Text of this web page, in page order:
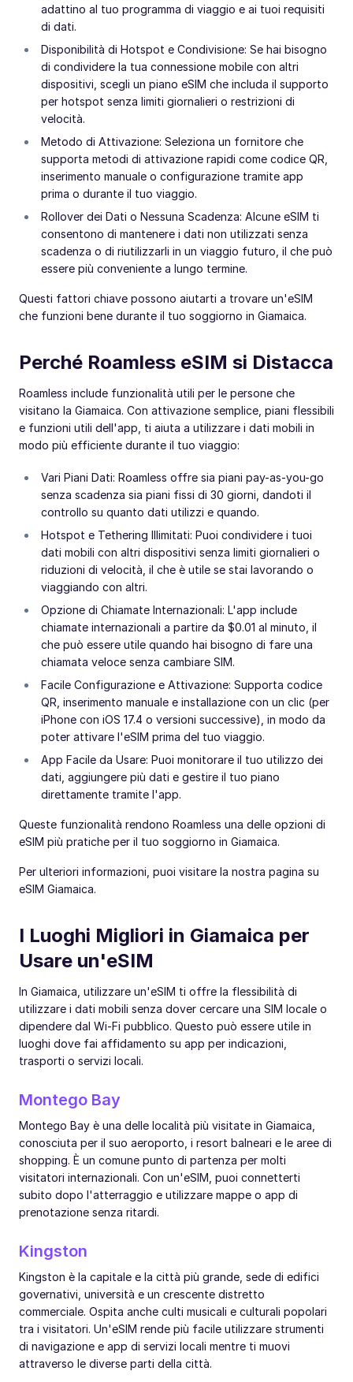
adattino al tuo programma di viaggio e ai tuoi requisiti
di dati.
Disponibilità di Hotspot e Condivisione: Se hai bisogno
di condividere la tua connessione mobile con altri
dispositivi, scegli un piano eSIM che includa il supporto
per hotspot senza limiti giornalieri o restrizioni di
velocità.
Metodo di Attivazione: Seleziona un fornitore che
supporta metodi di attivazione rapidi come codice QR,
inserimento manuale o configurazione tramite app
prima o durante il tuo viaggio.
Rollover dei Dati o Nessuna Scadenza: Alcune eSIM ti
consentono di mantenere i dati non utilizzati senza
scadenza o di riutilizzarli in un viaggio futuro, il che può
essere più conveniente a lungo termine.
Questi fattori chiave possono aiutarti a trovare un'eSIM
che funzioni bene durante il tuo soggiorno in Giamaica.
Perché Roamless eSIM si Distacca
Roamless include funzionalità utili per le persone che
visitano la Giamaica. Con attivazione semplice, piani flessibili
e funzioni utili dell'app, ti aiuta a utilizzare i dati mobili in
modo più efficiente durante il tuo viaggio:
Vari Piani Dati: Roamless offre sia piani pay-as-you-go
senza scadenza sia piani fissi di 30 giorni, dandoti il
controllo su quanto dati utilizzi e quando.
Hotspot e Tethering Illimitati: Puoi condividere i tuoi
dati mobili con altri dispositivi senza limiti giornalieri o
riduzioni di velocità, il che è utile se stai lavorando o
viaggiando con altri.
Opzione di Chiamate Internazionali: L'app include
chiamate internazionali a partire da $0.01 al minuto, il
che può essere utile quando hai bisogno di fare una
chiamata veloce senza cambiare SIM.
Facile Configurazione e Attivazione: Supporta codice
QR, inserimento manuale e installazione con un clic (per
iPhone con iOS 17.4 o versioni successive), in modo da
poter attivare l'eSIM prima del tuo viaggio.
App Facile da Usare: Puoi monitorare il tuo utilizzo dei
dati, aggiungere più dati e gestire il tuo piano
direttamente tramite l'app.
Queste funzionalità rendono Roamless una delle opzioni di
eSIM più pratiche per il tuo soggiorno in Giamaica.
Per ulteriori informazioni, puoi visitare la nostra pagina su
eSIM Giamaica.
I Luoghi Migliori in Giamaica per
Usare un'eSIM
In Giamaica, utilizzare un'eSIM ti offre la flessibilità di
utilizzare i dati mobili senza dover cercare una SIM locale o
dipendere dal Wi-Fi pubblico. Questo può essere utile in
luoghi dove fai affidamento su app per indicazioni,
trasporti o servizi locali.
Montego Bay
Montego Bay è una delle località più visitate in Giamaica,
conosciuta per il suo aeroporto, i resort balneari e le aree di
shopping. È un comune punto di partenza per molti
visitatori internazionali. Con un'eSIM, puoi connetterti
subito dopo l'atterraggio e utilizzare mappe o app di
prenotazione senza ritardi.
Kingston
Kingston è la capitale e la città più grande, sede di edifici
governativi, università e un crescente distretto
commerciale. Ospita anche culti musicali e culturali popolari
tra i visitatori. Un'eSIM rende più facile utilizzare strumenti
di navigazione e app di servizi locali mentre ti muovi
attraverso le diverse parti della città.